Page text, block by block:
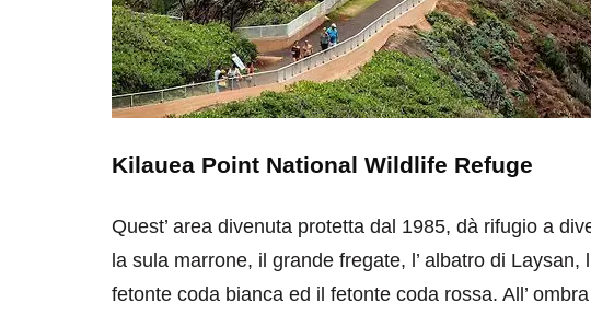
Kilauea Point National Wildlife Refuge
Quest’ area divenuta protetta dal 1985, dà rifugio a
la sula marrone, il grande fregate, l’ albatro di Laysan,
fetonte coda bianca ed il fetonte coda rossa. All’